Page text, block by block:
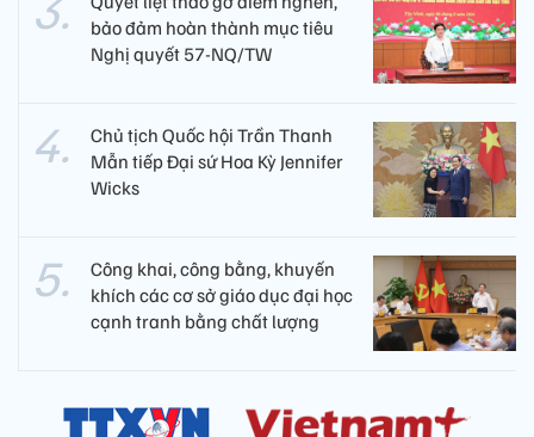
bảo đảm hoàn thành mục tiêu
Nghị quyết 57-NQ/TW
Chủ tịch Quốc hội Trần Thanh
Mẫn tiếp Đại sứ Hoa Kỳ Jennifer
Wicks
Công khai, công bằng, khuyến
khích các cơ sở giáo dục đại học
cạnh tranh bằng chất lượng​